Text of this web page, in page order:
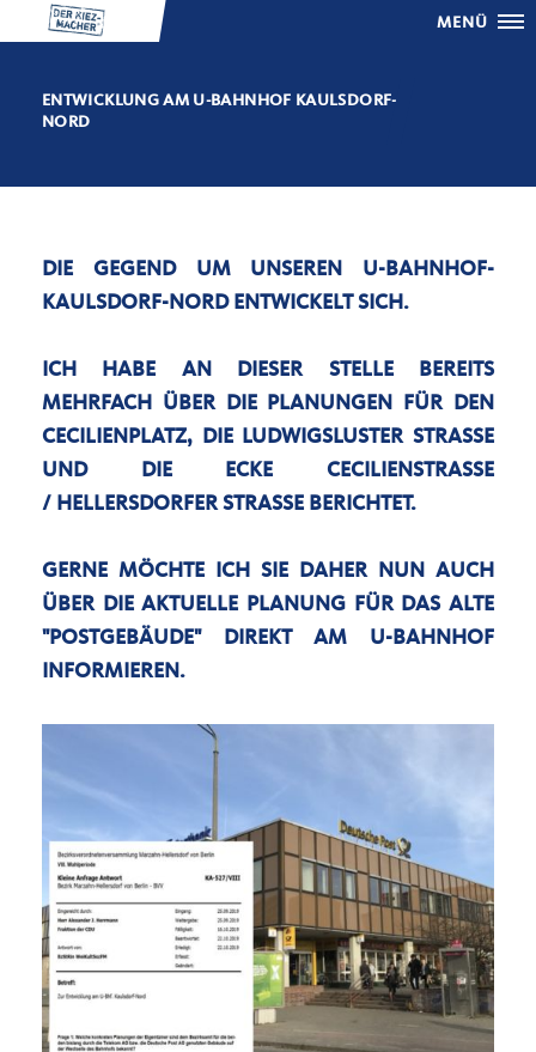
MENÜ
ENTWICKLUNG AM U-BAHNHOF KAULSDORF-
NORD
DIE GEGEND UM UNSEREN U-BAHNHOF-
KAULSDORF-NORD ENTWICKELT SICH.
ICH HABE AN DIESER STELLE BEREITS
MEHRFACH ÜBER DIE PLANUNGEN FÜR DEN
CECILIENPLATZ, DIE LUDWIGSLUSTER STRASSE U
ND DIE ECKE CECILIENSTRASSE /
HELLERSDORFER STRASSE BERICHTET.
GERNE MÖCHTE ICH SIE DAHER NUN AUCH
ÜBER DIE AKTUELLE PLANUNG FÜR DAS ALTE
"POSTGEBÄUDE" DIREKT AM U-BAHNHOF
INFORMIEREN.